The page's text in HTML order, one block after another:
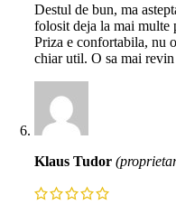
Destul de bun, ma
folosit deja la mai multe
Priza e confortabila, nu
chiar util. O sa mai
Klaus Tudor